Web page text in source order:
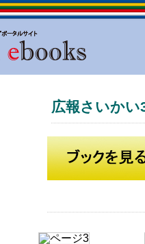
広報さいかい